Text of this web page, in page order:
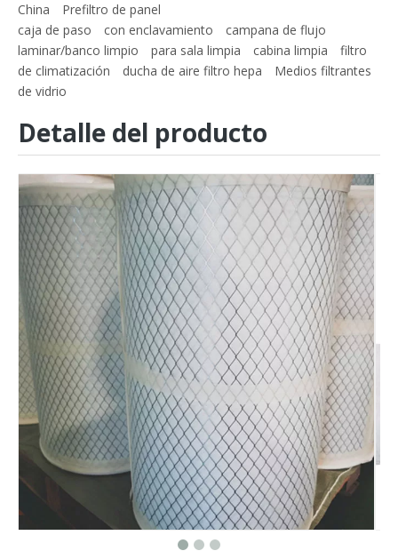
China
Prefiltro de panel
caja de paso
con enclavamiento
campana de flujo
laminar/banco limpio
para sala limpia cabina limpia
filtro
de climatización
ducha de aire filtro hepa
Medios filtrantes
de vidrio
Detalle del producto